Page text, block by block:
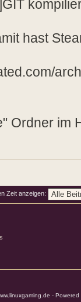
hast
Ordner im
Zeit anzeigen:
-